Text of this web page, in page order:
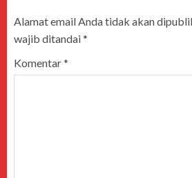
Alamat email Anda tidak akan
wajib ditandai*
Komentar*